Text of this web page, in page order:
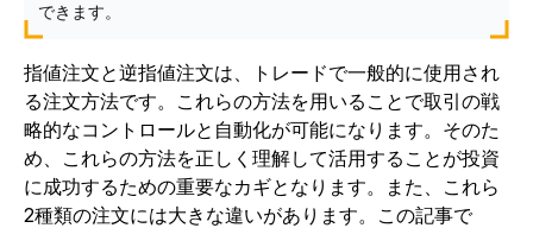
できます。
指値注文と逆指値注文は、トレードで一般的に使用され
る注文方法です。これらの方法を用いることで取引の戦
略的なコントロールと自動化が可能になります。そのた
め、これらの方法を正しく理解して活用することが投資
に成功するための重要なカギとなります。また、これら
2種類の注文には大きな違いがあります。この記事で